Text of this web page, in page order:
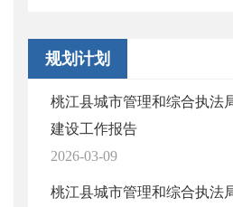
规划计划
桃江县城市管理和综合执法
建设工作报告
2026-03-09
桃江县城市管理和综合执法